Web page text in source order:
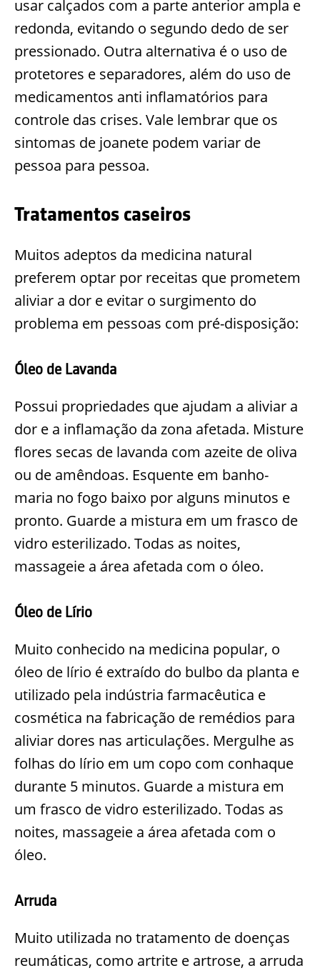
usar calçados com a parte anterior ampla e
redonda, evitando o segundo dedo de ser
pressionado. Outra alternativa é o uso de
protetores e separadores, além do uso de
medicamentos anti inflamatórios para
controle das crises. Vale lembrar que os
sintomas de joanete podem variar de
pessoa para pessoa.
Tratamentos caseiros
Muitos adeptos da medicina natural
preferem optar por receitas que prometem
aliviar a dor e evitar o surgimento do
problema em pessoas com pré-disposição:
Óleo de Lavanda
Possui propriedades que ajudam a aliviar a
dor e a inflamação da zona afetada. Misture
flores secas de lavanda com azeite de oliva
ou de amêndoas. Esquente em banho-
maria no fogo baixo por alguns minutos e
pronto. Guarde a mistura em um frasco de
vidro esterilizado. Todas as noites,
massageie a área afetada com o óleo.
Óleo de Lírio
Muito conhecido na medicina popular, o
óleo de lírio é extraído do bulbo da planta e
utilizado pela indústria farmacêutica e
cosmética na fabricação de remédios para
aliviar dores nas articulações. Mergulhe as
folhas do lírio em um copo com conhaque
durante 5 minutos. Guarde a mistura em
um frasco de vidro esterilizado. Todas as
noites, massageie a área afetada com o
óleo.
Arruda
Muito utilizada no tratamento de doenças
reumáticas, como artrite e artrose, a arruda